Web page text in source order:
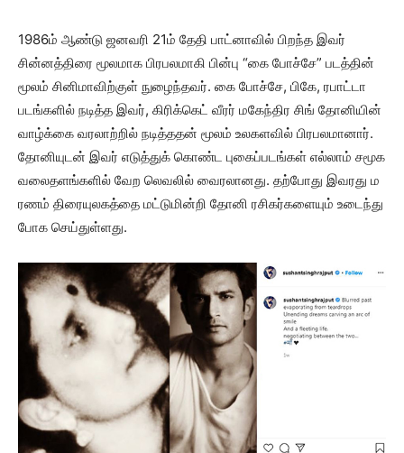
1986ம் ஆண்டு ஜனவரி 21ம் தேதி பாட்னாவில் பிறந்த இவர்
சின்னத்திரை மூலமாக பிரபலமாகி பின்பு “கை போச்சே” படத்தின்
மூலம் சினிமாவிற்குள் நுழைந்தவர். கை போச்சே, பிகே, ரபாட்டா
படங்களில் நடித்த இவர், கிரிக்கெட் வீரர் மகேந்திர சிங் தோனியின்
வாழ்க்கை வரலாற்றில் நடித்ததன் மூலம் உலகளவில் பிரபலமானார்.
தோனியுடன் இவர் எடுத்துக் கொண்ட புகைப்படங்கள் எல்லாம் சமூக
வலைதளங்களில் வேற லெவலில் வைரலானது. தற்போது இவரது ம
ரணம் திரையுலகத்தை மட்டுமின்றி தோனி ரசிகர்களையும் உடைந்து
போக செய்துள்ளது.